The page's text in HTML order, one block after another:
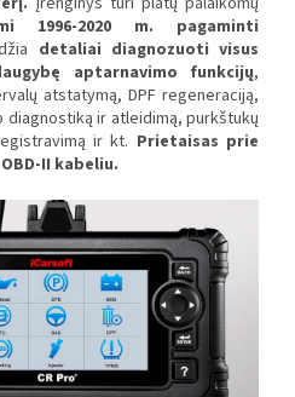
1996-2020 m. pagaminti
detaliai diagnozuoti visus
aptarnavimo funkcijų,
atstatymą, DPF regeneraciją,
ir atleidimą, purkštukų
ir kt. Prietaisas prie
II kabeliu.